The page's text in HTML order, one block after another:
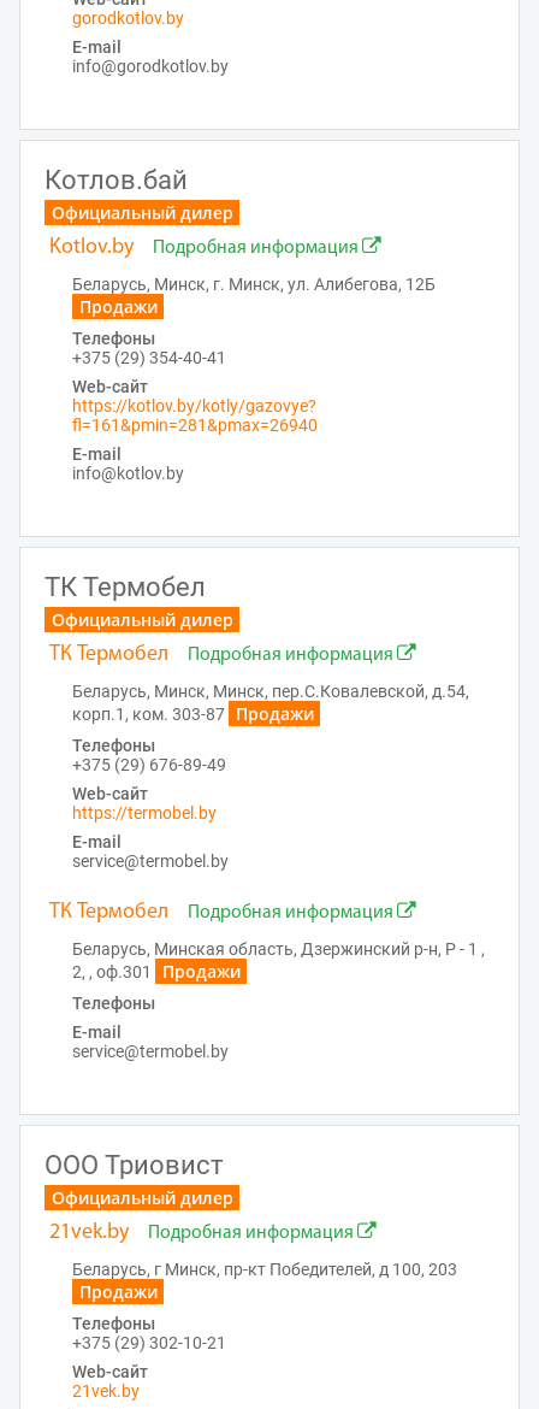
gorodkotlov.by
E-mail
info@gorodkotlov.by
Котлов.бай
Официальный дилер
Kotlov.by
Подробная информация
Беларусь, Минск, г. Минск, ул. Алибегова, 12Б
Продажи
Телефоны
+375 (29) 354-40-41
Web-сайт
https://kotlov.by/kotly/gazovye?
fl=161&pmin=281&pmax=26940
E-mail
info@kotlov.by
ТК Термобел
Официальный дилер
ТК Термобел
Подробная информация
Беларусь, Минск, Минск, пер.С.Ковалевской, д.54,
корп.1, ком. 303-87
Продажи
Телефоны
+375 (29) 676-89-49
Web-сайт
https://termobel.by
E-mail
service@termobel.by
ТК Термобел
Подробная информация
Беларусь, Минская область, Дзержинский р-н, P - 1 ,
2, , оф.301
Продажи
Телефоны
E-mail
service@termobel.by
ООО Триовист
Официальный дилер
21vek.by
Подробная информация
Беларусь, г Минск, пр-кт Победителей, д 100, 203
Продажи
Телефоны
+375 (29) 302-10-21
Web-сайт
21vek.by